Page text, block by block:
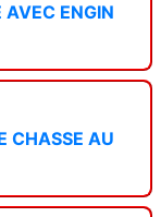
AVEC ENGIN
CHASSE AU